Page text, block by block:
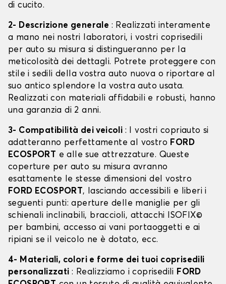
di cucito.
2- Descrizione generale : Realizzati interamente
a mano nei nostri laboratori, i vostri coprisedili
per auto su misura si distingueranno per la
meticolosità dei dettagli. Potrete proteggere con
stile i sedili della vostra auto nuova o riportare al
suo antico splendore la vostra auto usata.
Realizzati con materiali affidabili e robusti, hanno
una garanzia di 2 anni.
3- Compatibilità dei veicoli : I vostri copriauto si
adatteranno perfettamente al vostro FORD
ECOSPORT
e alle sue attrezzature. Queste
coperture per auto su misura avranno
esattamente le stesse dimensioni del vostro
FORD ECOSPORT, lasciando accessibili e liberi i
seguenti punti: aperture delle maniglie per gli
schienali inclinabili, braccioli, attacchi ISOFIX©
per bambini, accesso ai vani portaoggetti e ai
ripiani se il veicolo ne è dotato, ecc.
4- Materiali, colori e forme dei tuoi coprisedili
personalizzati: Realizziamo i coprisedili FORD